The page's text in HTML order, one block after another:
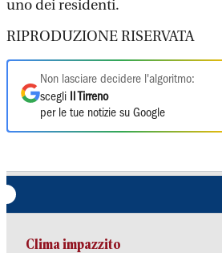
uno dei residenti.
RIPRODUZIONE RISERVATA
Non lasciare decidere l'algoritmo:
scegli
Il Tirreno
per le tue notizie su Google
Clima impazzito